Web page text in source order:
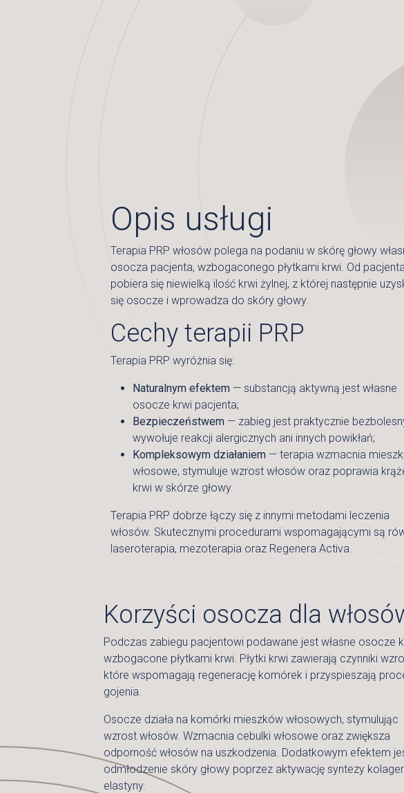
Opis usługi
Terapia PRP włosów polega na podaniu w skórę głowy
osocza pacjenta, wzbogaconego płytkami krwi. Od
pobiera się niewielką ilość krwi żylnej, z której następnie
się osocze i wprowadza do skóry głowy.
Cechy terapii PRP
Terapia PRP wyróżnia się:
Naturalnym efektem — substancją aktywną jest własne
osocze krwi pacjenta;
Bezpieczeństwem — zabieg jest praktycznie
wywołuje reakcji alergicznych ani innych powikłań;
Kompleksowym działaniem — terapia wzmacnia
włosowe, stymuluje wzrost włosów oraz poprawia
krwi w skórze głowy.
Terapia PRP dobrze łączy się z innymi metodami leczenia
włosów. Skutecznymi procedurami wspomagającymi są
laseroterapia, mezoterapia oraz Regenera Activa.
Korzyści osocza dla
Podczas zabiegu pacjentowi podawane jest własne osocze
wzbogacone płytkami krwi. Płytki krwi zawierają czynniki
które wspomagają regenerację komórek i przyspieszają
gojenia.
Osocze działa na komórki mieszków włosowych, stymulując
wzrost włosów. Wzmacnia cebulki włosowe oraz zwiększa
odporność włosów na uszkodzenia. Dodatkowym efektem
odmłodzenie skóry głowy poprzez aktywację syntezy
elastyny.